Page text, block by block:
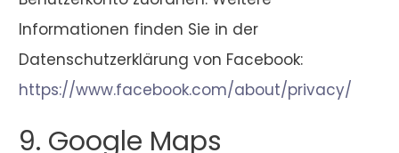
Informationen finden Sie in der
Datenschutzerklärung von Facebook:
https://www.facebook.com/about/privacy/
9. Google Maps